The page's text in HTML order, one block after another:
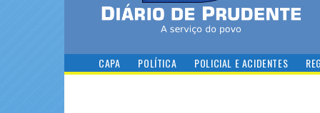
CAPA POLÍTICA POLICIAL E ACIDENTES